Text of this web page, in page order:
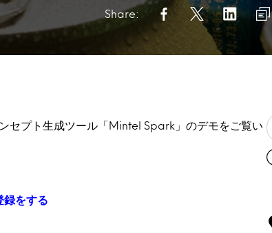
Share:
セプト生成ツール「Mintel Spark」のデモをご覧い
録をする